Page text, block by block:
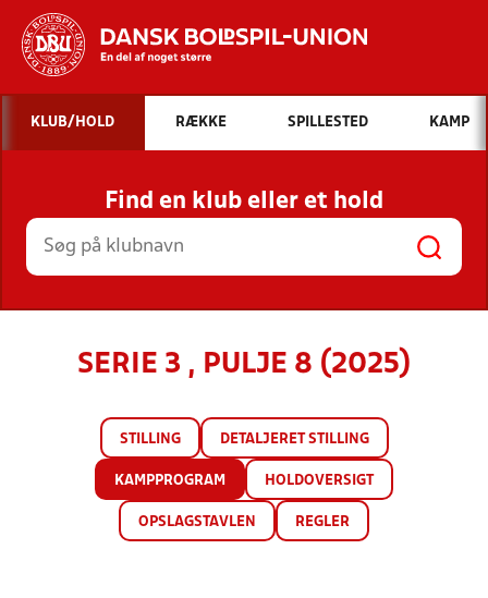
Hvad vil du søge efter?
INDHOLD OG NYHEDER
STILLINGER, RESULTATER, KLUBBER OG
HOLD
KLUB/HOLD RÆKKE SPILLESTED KAMP
Find en klub eller et hold
SERIE 3 , PULJE 8 (2025)
STILLING DETALJERET STILLING
KAMPPROGRAM HOLDOVERSIGT
OPSLAGSTAVLEN REGLER